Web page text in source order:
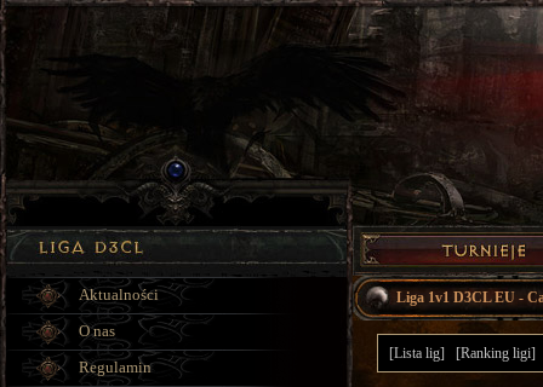
Liga 1v1 D3CL EU -
[Lista lig] [Ranking ligi]
Aktualności
O nas
Regulamin